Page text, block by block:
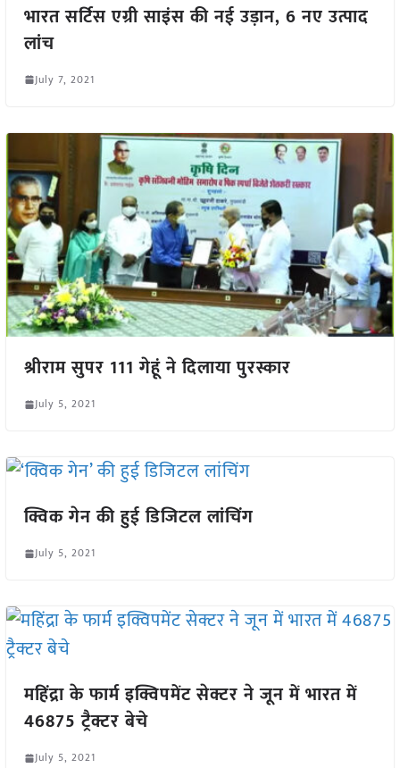
भारत सर्टिस एग्री साइंस की नई उड़ान, 6 नए उत्पाद
लांच
July 7, 2021
श्रीराम सुपर 111 गेहूं ने दिलाया पुरस्कार
July 5, 2021
क्विक गेन की हुई डिजिटल लांचिंग
July 5, 2021
महिंद्रा के फार्म इक्विपमेंट सेक्टर ने जून में भारत में
46875 ट्रैक्टर बेचे
July 5, 2021